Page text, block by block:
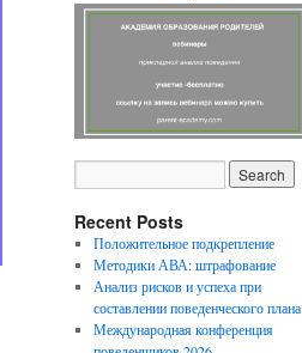
Recent Posts
Положительное подкрепление
Методики АВА: штрафование
Анализ рисков и успеха при
составлении поведенческого плана
Международная конференция